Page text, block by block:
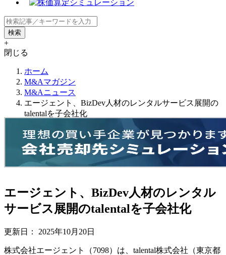
+
閉じる
ホーム
M&Aマガジン
M&Aニュース
エージェント、BizDev人材のレンタルサービス展開の
talentalを子会社化
エージェント、BizDev人材のレンタル
サービス展開のtalentalを子会社化
更新日： 2025年10月20日
株式会社エージェント（7098）は、talental株式会社（東京都